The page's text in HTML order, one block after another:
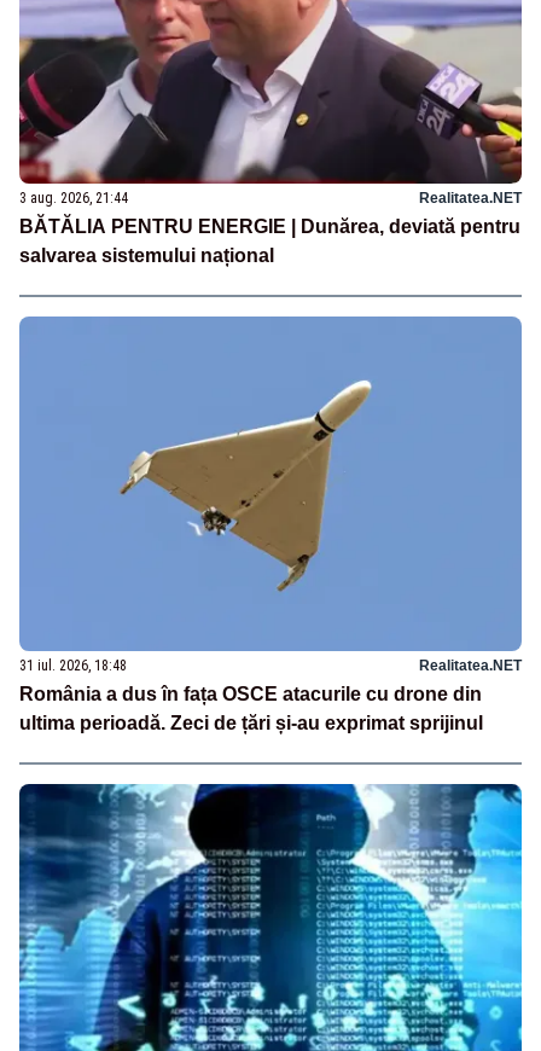
3 aug. 2026, 21:44 Realitatea.NET
BĂTĂLIA PENTRU ENERGIE | Dunărea, deviată pentru
salvarea sistemului național
31 iul. 2026, 18:48 Realitatea.NET
România a dus în fața OSCE atacurile cu drone din
ultima perioadă. Zeci de țări și-au exprimat sprijinul